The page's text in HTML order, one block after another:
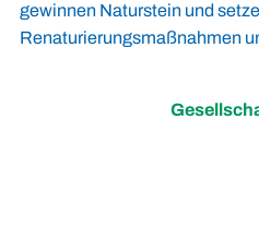
gewinnen Naturstein und
Renaturierungsmaßnahmen